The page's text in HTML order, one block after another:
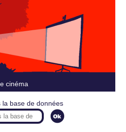
cinéma
la base de données